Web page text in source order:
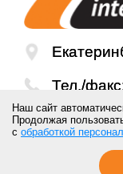
Тел./
Email:
Наш сайт
Продолжая
с обработкой